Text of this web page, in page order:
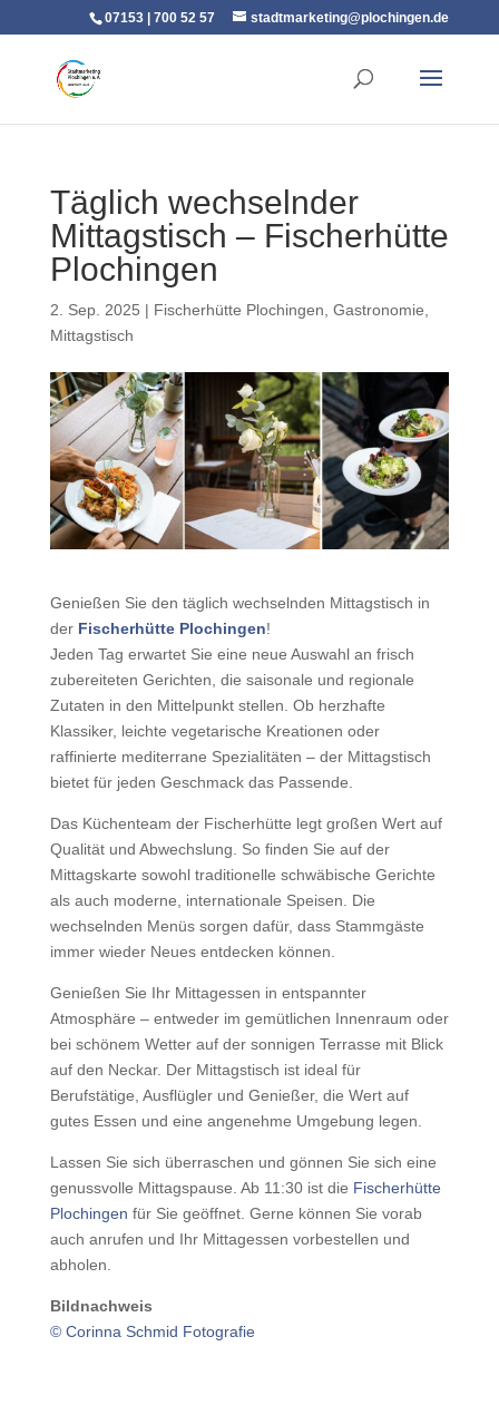
07153 | 700 52 57 stadtmarketing@plochingen.de
Täglich wechselnder
Mittagstisch – Fischerhütte
Plochingen
2. Sep. 2025 | Fischerhütte Plochingen Gastronomie
Mittagstisch
Genießen Sie den täglich wechselnden Mittagstisch in
der Fischerhütte Plochingen!
Jeden Tag erwartet Sie eine neue Auswahl an frisch
zubereiteten Gerichten, die saisonale und regionale
Zutaten in den Mittelpunkt stellen. Ob herzhafte
Klassiker, leichte vegetarische Kreationen oder
raffinierte mediterrane Spezialitäten – der Mittagstisch
bietet für jeden Geschmack das Passende.
Das Küchenteam der Fischerhütte legt großen Wert auf
Qualität und Abwechslung. So finden Sie auf der
Mittagskarte sowohl traditionelle schwäbische Gerichte
als auch moderne, internationale Speisen. Die
wechselnden Menüs sorgen dafür, dass Stammgäste
immer wieder Neues entdecken können.
Genießen Sie Ihr Mittagessen in entspannter
Atmosphäre – entweder im gemütlichen Innenraum oder
bei schönem Wetter auf der sonnigen Terrasse mit Blick
auf den Neckar. Der Mittagstisch ist ideal für
Berufstätige, Ausflügler und Genießer, die Wert auf
gutes Essen und eine angenehme Umgebung legen.
Lassen Sie sich überraschen und gönnen Sie sich eine
genussvolle Mittagspause. Ab 11:30 ist die Fischerhütte
Plochingen für Sie geöffnet. Gerne können Sie vorab
auch anrufen und Ihr Mittagessen vorbestellen und
abholen.
Bildnachweis
© Corinna Schmid Fotografie